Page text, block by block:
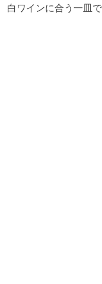
白ワインに合う一皿で